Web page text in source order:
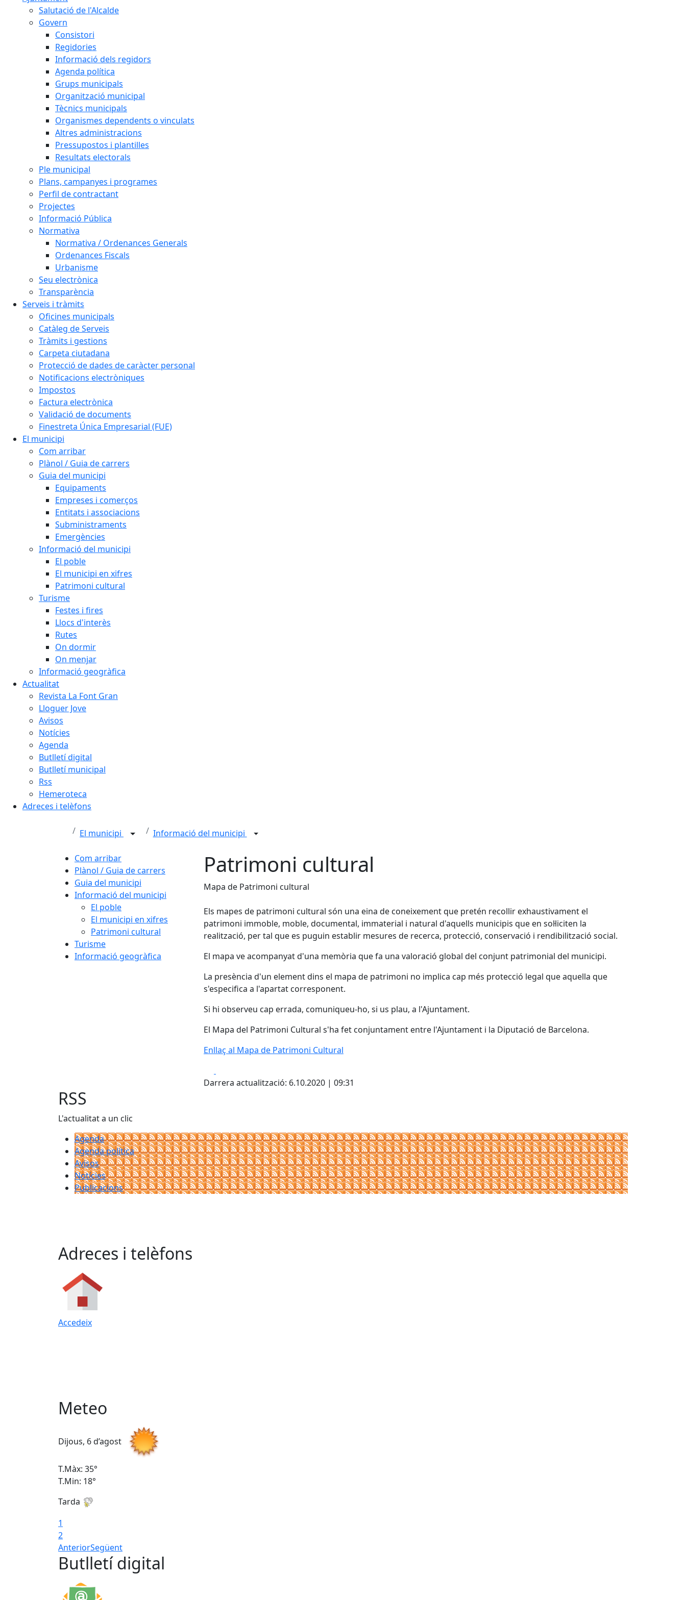
Salutació de l'Alcalde
Govern
Consistori
Regidories
Informació dels regidors
Agenda política
Grups municipals
Organització municipal
Tècnics municipals
Organismes dependents o vinculats
Altres administracions
Pressupostos i plantilles
Resultats electorals
Ple municipal
Plans, campanyes i programes
Perfil de contractant
Projectes
Informació Pública
Normativa
Normativa / Ordenances Generals
Ordenances Fiscals
Urbanisme
Seu electrònica
Transparència
Serveis i tràmits
Oficines municipals
Catàleg de Serveis
Tràmits i gestions
Carpeta ciutadana
Protecció de dades de caràcter personal
Notificacions electròniques
Impostos
Factura electrònica
Validació de documents
Finestreta Única Empresarial (FUE)
El municipi
Com arribar
Plànol / Guia de carrers
Guia del municipi
Equipaments
Empreses i comerços
Entitats i associacions
Subministraments
Emergències
Informació del municipi
El poble
El municipi en xifres
Patrimoni cultural
Turisme
Festes i fires
Llocs d'interès
Rutes
On dormir
On menjar
Informació geogràfica
Actualitat
Revista La Font Gran
Lloguer Jove
Avisos
Notícies
Agenda
Butlletí digital
Butlletí municipal
Rss
Hemeroteca
Adreces i telèfons
El municipi Informació del municipi
Com arribar
Plànol / Guia de carrers
Guia del municipi
Informació del municipi
El poble
El municipi en xifres
Patrimoni cultural
Turisme
Informació geogràfica
Patrimoni cultural
Mapa de Patrimoni cultural
Els mapes de patrimoni cultural són una eina de coneixement que pretén recollir exhaustivament el
patrimoni immoble, moble, documental, immaterial i natural d'aquells municipis que en sol·liciten la
realització, per tal que es puguin establir mesures de recerca, protecció, conservació i rendibilització social.
El mapa ve acompanyat d'una memòria que fa una valoració global del conjunt patrimonial del municipi.
La presència d'un element dins el mapa de patrimoni no implica cap més protecció legal que aquella que
s'especifica a l'apartat corresponent.
Si hi observeu cap errada, comuniqueu-ho, si us plau, a l'Ajuntament.
El Mapa del Patrimoni Cultural s'ha fet conjuntament entre l'Ajuntament i la Diputació de Barcelona.
Enllaç al Mapa de Patrimoni Cultural
Darrera actualització: 6.10.2020 | 09:31
RSS
L'actualitat a un clic
Agenda
Agenda política
Avisos
Notícies
Publicacions
Adreces i telèfons
Accedeix
Meteo
Dijous, 6 d’agost
T.Màx: 35°
T.Min: 18°
Tarda
1
2
AnteriorSegüent
Butlletí digital